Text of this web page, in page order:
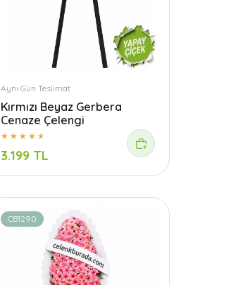
Aynı Gün Teslimat
Kırmızı Beyaz Gerbera
Cenaze Çelengi
3.199 TL
CB1290